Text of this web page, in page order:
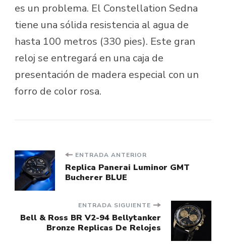
es un problema. El Constellation Sedna
tiene una sólida resistencia al agua de
hasta 100 metros (330 pies). Este gran
reloj se entregará en una caja de
presentación de madera especial con un
forro de color rosa.
Navegación
de
entradas
ENTRADA ANTERIOR
Replica Panerai Luminor GMT
Bucherer BLUE
ENTRADA SIGUIENTE
Bell & Ross BR V2-94 Bellytanker
Bronze Replicas De Relojes